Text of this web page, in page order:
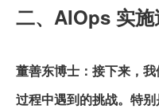
二、AIOps 实
董善东博士：接下来，
过程中遇到的挑战。特